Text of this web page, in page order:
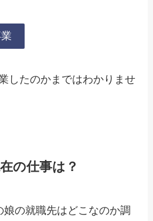
したのかまではわかりませ
の仕事は？
の就職先はどこなのか調